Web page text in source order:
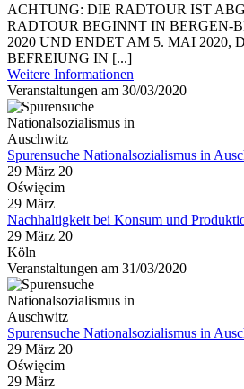
ACHTUNG: DIE RADTOUR IST
RADTOUR BEGINNT IN BERGEN-
2020 UND ENDET AM 5. MAI 2020,
BEFREIUNG IN [...]
Weitere Informationen
Veranstaltungen am 30/03/2020
Spurensuche Nationalsozialismus in
29 März 20
Oświęcim
29 März
Nachhaltigkeit bei Konsum und
29 März 20
Köln
Veranstaltungen am 31/03/2020
Spurensuche Nationalsozialismus in
29 März 20
Oświęcim
29 März